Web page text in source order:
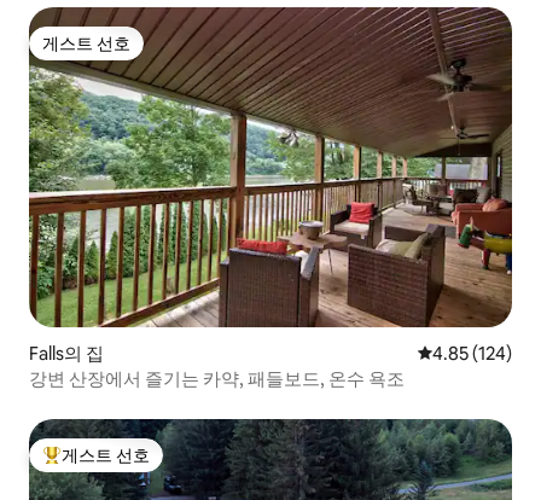
게스트 선호
게스트 선호
Falls의 집 평점 4.85점(5
4.85 (124)
강변 산장에서 즐기는 카약, 패들보드, 온수 욕조
상위 게스트 선호
게스트 선호